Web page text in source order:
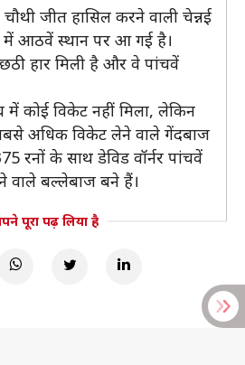
जीत हासिल करने वाली चेन्नई
में आठवें स्थान पर आ गई है।
हार मिली है और वे पांचवें
कोई विकेट नहीं मिला, लेकिन
अधिक विकेट लेने वाले गेंदबाज
रनों के साथ डेविड वॉर्नर पांचवें
वाले बल्लेबाज बने हैं।
पूरा पढ़ लिया है